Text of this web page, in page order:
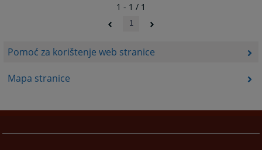
Pomoć za korištenje web stranice
Mapa stranice
1 - 1 / 1
1